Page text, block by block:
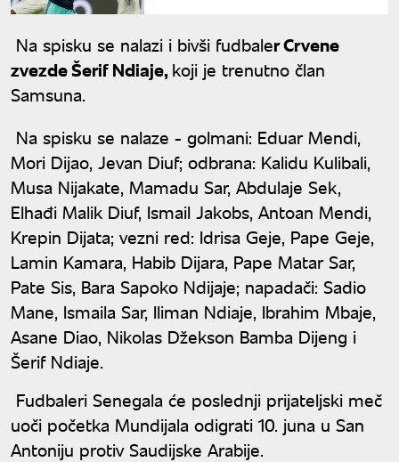
Na spisku se nalazi i bivši fudbaler Crvene
zvezde Šerif Ndiaje,koji je trenutno član
Samsuna.
Na spisku se nalaze - golmani: Eduar Mendi,
Mori Dijao, Jevan Diuf; odbrana: Kalidu Kulibali,
Musa Nijakate, Mamadu Sar, Abdulaje Sek,
Elhađi Malik Diuf, Ismail Jakobs, Antoan Mendi,
Krepin Dijata; vezni red: Idrisa Geje, Pape Geje,
Lamin Kamara, Habib Dijara, Pape Matar Sar,
Pate Sis, Bara Sapoko Ndijaje; napadači: Sadio
Mane, Ismaila Sar, Iliman Ndiaje, Ibrahim Mbaje,
Asane Diao, Nikolas Džekson Bamba Dijeng i
Šerif Ndiaje.
Fudbaleri Senegala će poslednji prijateljski meč
uoči početka Mundijala odigrati 10. juna u San
Antoniju protiv Saudijske Arabije.